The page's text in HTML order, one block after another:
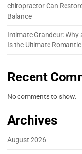
chiropractor Can
Balance
Intimate Grandeur: Why
Is the Ultimate Romantic
Recent
No comments to show.
Archives
August 2026